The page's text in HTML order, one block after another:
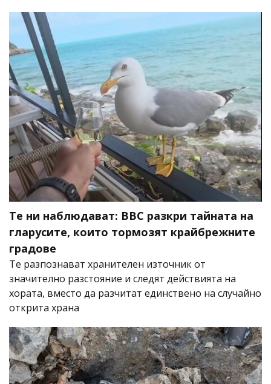
Те ни наблюдават: BBC разкри тайната на
гларусите, които тормозят крайбрежните
градове
Те разпознават хранителен източник от
значително разстояние и следят действията на
хората, вместо да разчитат единствено на случайно
открита храна